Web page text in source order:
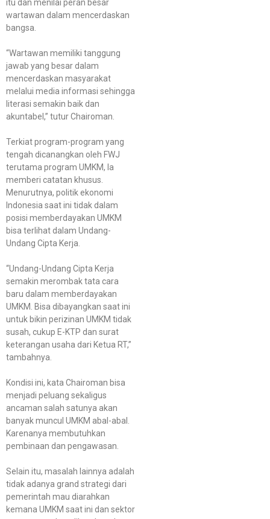
itu dan menilai peran besar
wartawan dalam mencerdaskan
bangsa.
“Wartawan memiliki tanggung
jawab yang besar dalam
mencerdaskan masyarakat
melalui media informasi sehingga
literasi semakin baik dan
akuntabel,” tutur Chairoman.
Terkiat program-program yang
tengah dicanangkan oleh FWJ
terutama program UMKM, Ia
memberi catatan khusus.
Menurutnya, politik ekonomi
Indonesia saat ini tidak dalam
posisi memberdayakan UMKM
bisa terlihat dalam Undang-
Undang Cipta Kerja.
“Undang-Undang Cipta Kerja
semakin merombak tata cara
baru dalam memberdayakan
UMKM. Bisa dibayangkan saat ini
untuk bikin perizinan UMKM tidak
susah, cukup E-KTP dan surat
keterangan usaha dari Ketua RT,”
tambahnya.
Kondisi ini, kata Chairoman bisa
menjadi peluang sekaligus
ancaman salah satunya akan
banyak muncul UMKM abal-abal.
Karenanya membutuhkan
pembinaan dan pengawasan.
Selain itu, masalah lainnya adalah
tidak adanya grand strategi dari
pemerintah mau diarahkan
kemana UMKM saat ini dan sektor